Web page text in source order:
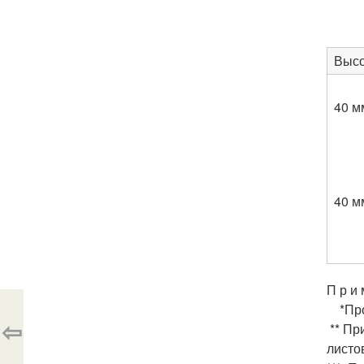
40
40
П р и
**
⇦